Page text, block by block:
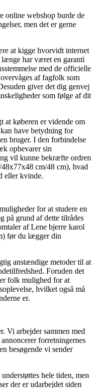
online webshop burde de
men det er gerne
at kigge hvorvidt internet
har været en garanti
med de officielle
af fagfolk som
giver det dig genvej
som følge af dit
at køberen er vidende om
have betydning for
bruger. I den forbindelse
opbevarer sin
vil kunne bekræfte ordren
cm/48 cm), hvad
eller kvinde.
for at studere en
på grund af dette tilrådes
af Lene bjerre karol
før du lægger din
anstændige metoder til at
Foruden det
folk mulighed for at
hvilket også må
er.
Vi arbejder sammen med
forretningernes
besøgende vi sender
hele tiden, men
der er udarbejdet siden